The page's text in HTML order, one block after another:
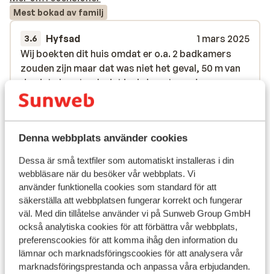
Denna webbplats använder cookies
Dessa är små textfiler som automatiskt installeras i din
webbläsare när du besöker vår webbplats. Vi
använder funktionella cookies som standard för att
säkerställa att webbplatsen fungerar korrekt och fungerar
väl. Med din tillåtelse använder vi på Sunweb Group GmbH
också analytiska cookies för att förbättra vår webbplats,
preferenscookies för att komma ihåg den information du
lämnar och marknadsföringscookies för att analysera vår
marknadsföringsprestanda och anpassa våra erbjudanden.
Mest bokad av familj
3.6 Hyfsad
1 mars 2025
Wij boekten dit huis omdat er o.a. 2 badkamers
zouden zijn maar dat was niet het geval, 50 m van
de piste komt ook niet in de buurt van de
werkelijke afstand.
Wij boekten dit huis omdat er o.a. 2 badkamers
zouden zijn maar dat was niet het geval, 50 m van
de piste komt ook niet in de buurt van de
werkelijke afstand.
Liesbeth
Familj
Visa alla 1 omdömen
Liftkort/Utrustning/Skidskola
Liftkort
Skidskola